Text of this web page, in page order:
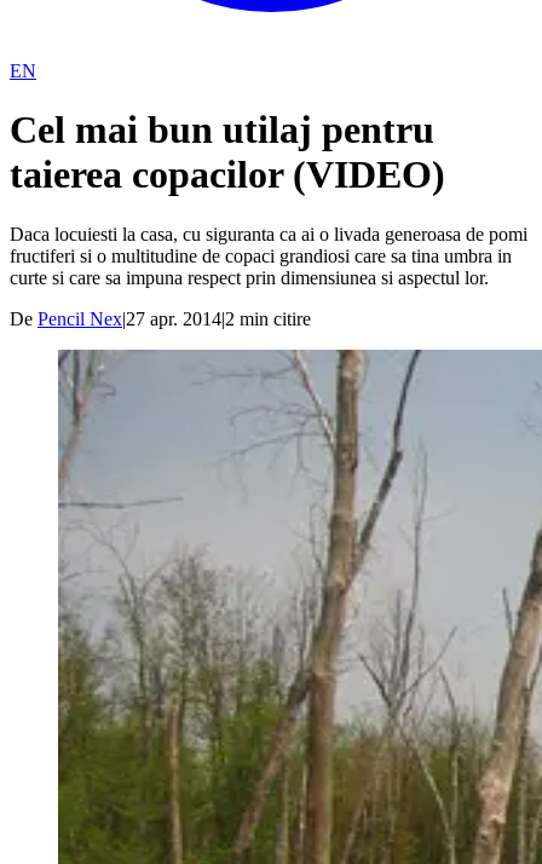
EN
Cel mai bun utilaj pentru
taierea copacilor (VIDEO)
Daca locuiesti la casa, cu siguranta ca ai o livada generoasa de pomi
fructiferi si o multitudine de copaci grandiosi care sa tina umbra in
curte si care sa impuna respect prin dimensiunea si aspectul lor.
De Pencil Nex|27 apr. 2014|2 min citire